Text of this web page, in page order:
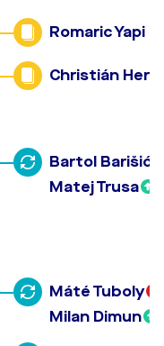
Romaric Yapi
Christián Herc
Bartol Barišić
Matej Trusa
Máté Tuboly
Milan Dimun